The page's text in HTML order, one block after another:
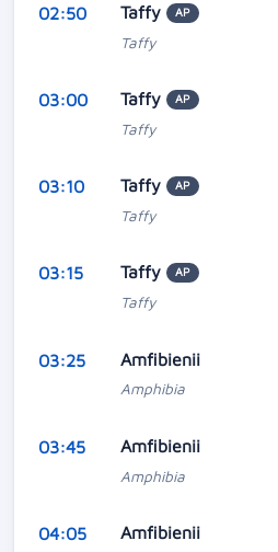
02:50 Taffy AP
Taffy
03:00 Taffy AP
Taffy
03:10 Taffy AP
Taffy
03:15 Taffy AP
Taffy
03:25 Amfibienii
Amphibia
03:45 Amfibienii
Amphibia
04:05 Amfibienii